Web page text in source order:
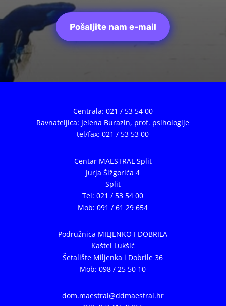
Pošaljite nam e-mail
Centrala: 021 / 53 54 00
Ravnateljica: Jelena Burazin, prof. psihologije
tel/fax: 021 / 53 53 00
Centar MAESTRAL Split
Jurja Šižgorića 4
Split
Tel: 021 / 53 54 00
Mob: 091 / 61 29 654
Podružnica MILJENKO I DOBRILA
Kaštel Lukšić
Šetalište Miljenka i Dobrile 36
Mob: 098 / 25 50 10
dom.maestral@ddmaestral.hr